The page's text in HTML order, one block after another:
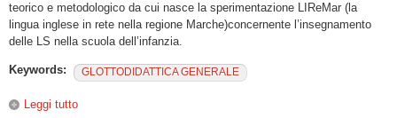
teorico e metodologico da cui nasce la sperimentazione LIReMar (la
lingua inglese in rete nella regione Marche)concernente l’insegnamento
delle LS nella scuola dell’infanzia.
Keywords: GLOTTODIDATTICA GENERALE
Leggi tutto